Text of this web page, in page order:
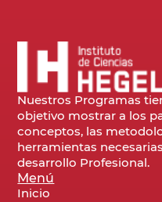
Nuestros Programas
objetivo mostrar a los
conceptos, las
herramientas
desarrollo Profesional.
Menú
Inicio